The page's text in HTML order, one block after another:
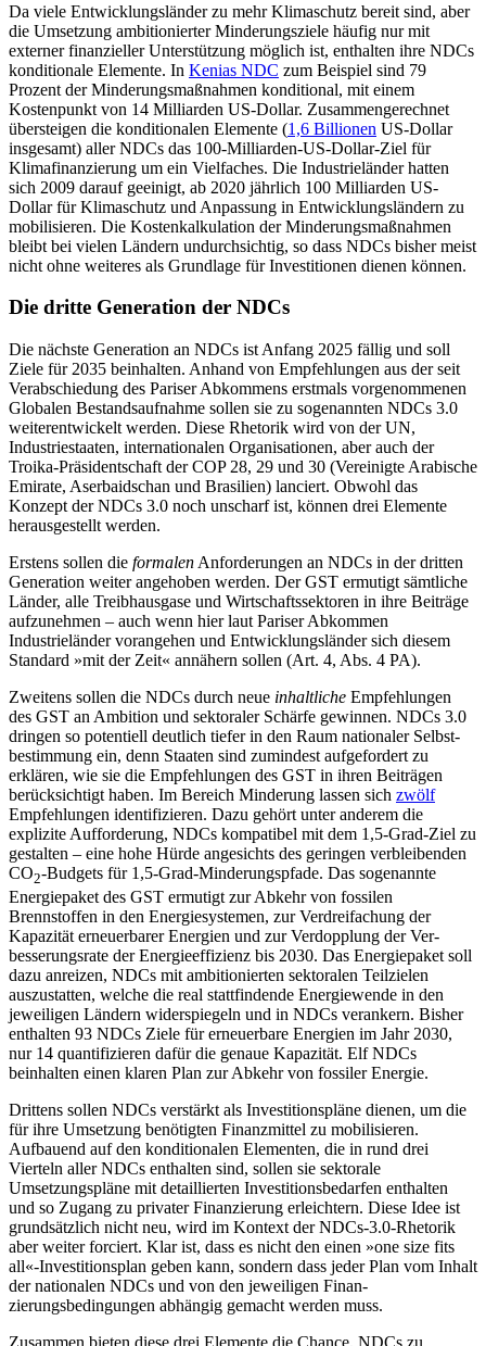
Da viele Entwicklungsländer zu mehr Klimaschutz bereit sind, aber
die Umsetzung ambitionierter Minderungsziele häufig nur mit
externer finanzieller Unter­stützung möglich ist, enthalten ihre NDCs
konditionale Elemente. In Kenias NDC zum Beispiel sind 79
Prozent der Minderungsmaßnahmen konditional, mit einem
Kostenpunkt von 14 Milliarden US-Dollar. Zusammen­gerechnet
übersteigen die konditionalen Ele­mente (1,6 Billionen US-Dollar
insgesamt) aller NDCs das 100-Milliarden-US-Dollar-Ziel für
Klimafinanzierung um ein Vielfaches. Die Indus­trieländer hatten
sich 2009 darauf geeinigt, ab 2020 jährlich 100 Mil­liarden US-
Dollar für Klimaschutz und Anpassung in Entwicklungsländern zu
mobilisieren. Die Kostenkalkulation der Minderungsmaßnahmen
bleibt bei vielen Ländern undurchsichtig, so dass NDCs bis­her meist
nicht ohne weiteres als Grund­lage für Investitionen dienen können.
Die dritte Generation der NDCs
Die nächste Generation an NDCs ist An­fang 2025 fällig und soll
Ziele für 2035 beinhalten. Anhand von Emp­feh­lungen aus der seit
Verabschiedung des Pariser Abkommens erstmals vorgenommenen
Glo­balen Bestandsaufnahme sollen sie zu sogenannten NDCs 3.0
weiterentwickelt werden. Diese Rhetorik wird von der UN,
Industriestaaten, internationalen Organisationen, aber auch der
Troika-Präsidentschaft der COP 28, 29 und 30 (Vereinigte Arabische
Emirate, Aser­baidschan und Brasilien) lanciert. Obwohl das
Konzept der NDCs 3.0 noch unscharf ist, können drei Ele­mente
herausgestellt werden.
Erstens sollen die formalen Anforderungen an NDCs in der dritten
Generation weiter angehoben werden. Der GST ermu­tigt sämtliche
Länder, alle Treibhausgase und Wirtschaftssektoren in ihre Beiträge
auf­zunehmen – auch wenn hier laut Pariser Abkommen
Industrieländer voran­gehen und Entwicklungsländer sich diesem
Stan­dard »mit der Zeit« annähern sollen (Art. 4, Abs. 4 PA).
Zweitens sollen die NDCs durch neue inhaltliche Empfehlungen
des GST an Am­bition und sektoraler Schärfe gewinnen. NDCs 3.0
dringen so potentiell deutlich tiefer in den Raum nationaler Selbst­
bestim­mung ein, denn Staaten sind zumin­dest aufgefordert zu
erklären, wie sie die Emp­fehlungen des GST in ihren Beiträgen
berücksichtigt haben. Im Bereich Minderung lassen sich zwölf
Empfehlungen iden­tifizieren. Dazu gehört unter anderem die
explizite Aufforderung, NDCs kompatibel mit dem 1,5-Grad-Ziel zu
gestalten – eine hohe Hürde an­gesichts des geringen ver­bleibenden
CO2-Budgets für 1,5-Grad-Minde­rungspfade. Das sogenannte
Energiepaket des GST ermutigt zur Abkehr von fossilen
Brennstoffen in den Energiesystemen, zur Verdreifachung der
Kapazität erneuerbarer Energien und zur Verdopplung der Ver­
besserungsrate der Energieeffizienz bis 2030. Das Energiepaket soll
dazu anreizen, NDCs mit ambitionierten sektoralen Teil­zielen
auszustatten, welche die real statt­findende Energiewende in den
jeweiligen Ländern widerspiegeln und in NDCs ver­ankern. Bisher
enthalten 93 NDCs Ziele für erneuerbare Energien im Jahr 2030,
nur 14 quantifizieren dafür die genaue Kapazi­tät. Elf NDCs
beinhalten einen klaren Plan zur Abkehr von fossiler Energie.
Drittens sollen NDCs verstärkt als Investitionspläne dienen, um die
für ihre Umset­zung benötigten Finanzmittel zu mobilisieren.
Aufbauend auf den konditionalen Elementen, die in rund drei
Vierteln aller NDCs enthalten sind, sollen sie sektorale
Umsetzungspläne mit detaillierten Inves­ti­tionsbedarfen enthalten
und so Zugang zu privater Finanzierung erleichtern. Diese Idee ist
grundsätzlich nicht neu, wird im Kontext der NDCs-3.0-Rhetorik
aber wei­ter forciert. Klar ist, dass es nicht den einen »one size fits
all«-Investitionsplan geben kann, sondern dass jeder Plan vom Inhalt
der natio­nalen NDCs und von den jeweiligen Finan­
zierungsbedingungen abhängig gemacht werden muss.